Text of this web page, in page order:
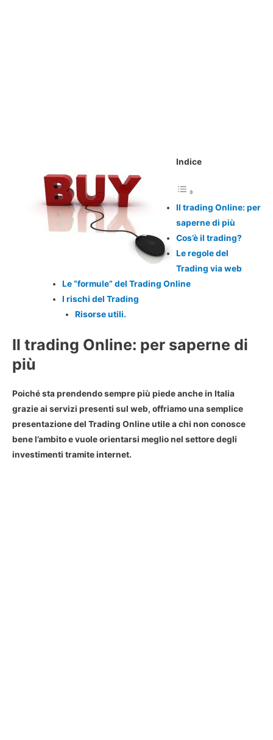
Indice
Il trading Online: per
saperne di più
Cos’è il trading?
Le regole del
Trading via web
Le “formule” del Trading Online
I rischi del Trading
Risorse utili.
Il trading Online: per saperne di
più
Poiché sta prendendo sempre più piede anche in Italia
grazie ai servizi presenti sul web, offriamo una semplice
presentazione del Trading Online utile a chi non conosce
bene l’ambito e vuole orientarsi meglio nel settore degli
investimenti tramite internet.